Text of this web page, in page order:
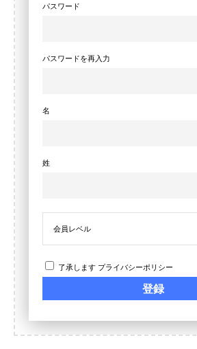
パスワード
パスワードを再入力
名
姓
会員レベル
了承します プライバシーポリシー